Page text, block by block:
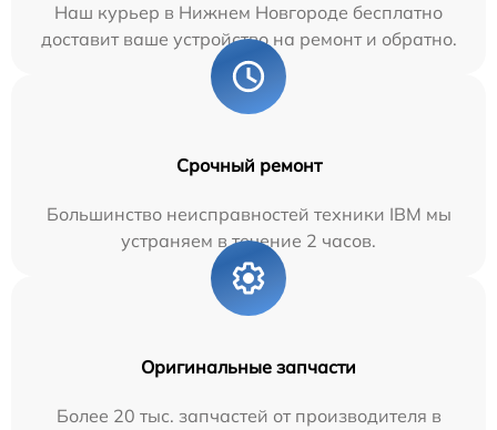
Наш курьер в Нижнем Новгороде бесплатно
доставит ваше устройство на ремонт и обратно.
Срочный ремонт
Большинство неисправностей техники IBM мы
устраняем в течение 2 часов.
Оригинальные запчасти
Более 20 тыс. запчастей от производителя в